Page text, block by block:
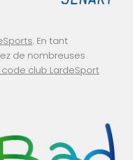
. En tant
de nombreuses
club LardeSport